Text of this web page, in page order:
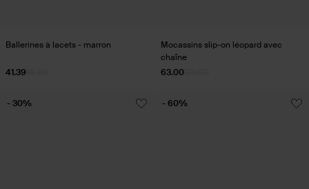
Ballerines à lacets - marron
41.39
Mocassins slip-on léopard avec
chaîne
63.00
- 30% - 60%